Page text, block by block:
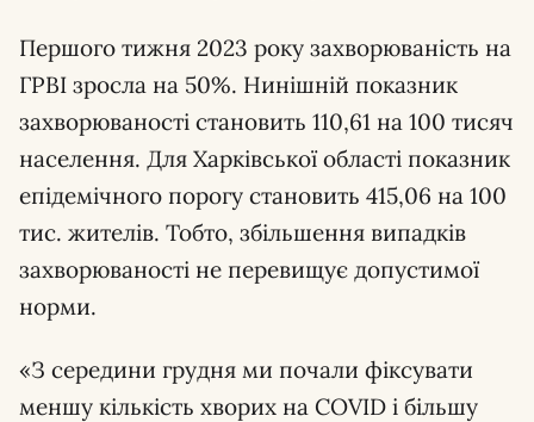
Першого тижня 2023 року захворюваність на
ГРВІ зросла на 50%. Нинішній показник
захворюваності становить 110,61 на 100 тисяч
населення. Для Харківської області показник
епідемічного порогу становить 415,06 на 100
тис. жителів. Тобто, збільшення випадків
захворюваності не перевищує допустимої
норми.
«З середини грудня ми почали фіксувати
меншу кількість хворих на COVID і більшу